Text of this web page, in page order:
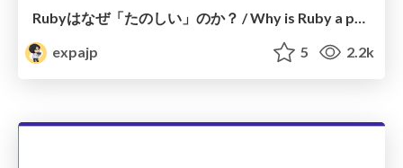
Rubyはなぜ「たのしい」のか？ / Why is Ruby a programmers' best friend? #tqrk15
expajp
5 2.2k